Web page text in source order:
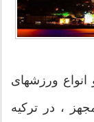
ورزشهای
، در ترکیه